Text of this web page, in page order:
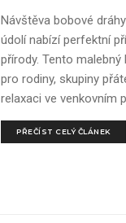
Návštěva bobové
údolí nabízí perfektní
přírody. Tento
pro rodiny, skupiny
relaxaci ve venkovním
PŘEČÍST CELÝ ČLÁNEK